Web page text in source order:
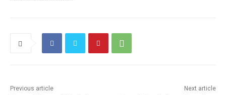
Previous article Next article